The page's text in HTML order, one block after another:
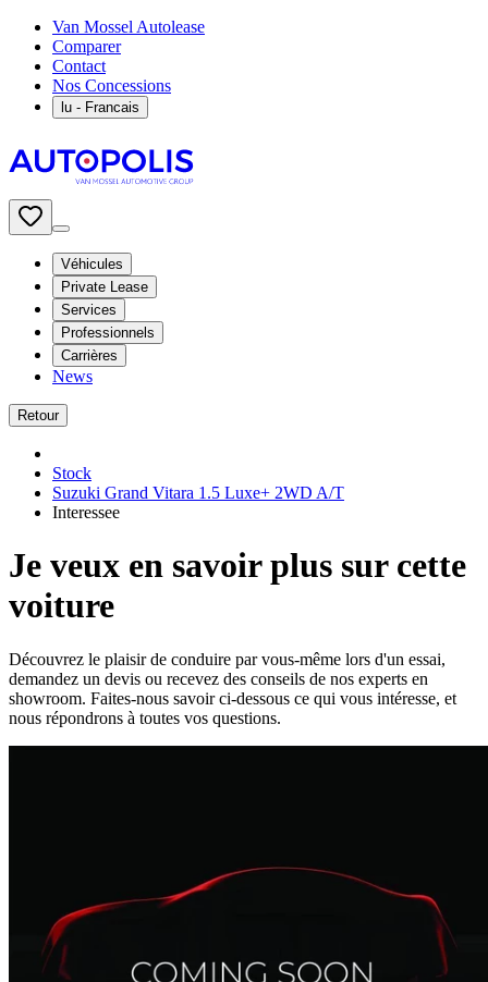
Van Mossel Autolease
Comparer
Contact
Nos Concessions
lu - Francais
Véhicules
Private Lease
Services
Professionnels
Carrières
News
Retour
Stock
Suzuki Grand Vitara 1.5 Luxe+ 2WD A/T
Interessee
Je veux en savoir plus sur cette
voiture
Découvrez le plaisir de conduire par vous-même lors d'un essai,
demandez un devis ou recevez des conseils de nos experts en
showroom. Faites-nous savoir ci-dessous ce qui vous intéresse, et
nous répondrons à toutes vos questions.